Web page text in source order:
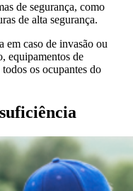
de segurança, como
de alta segurança.
em caso de invasão ou
equipamentos de
os ocupantes do